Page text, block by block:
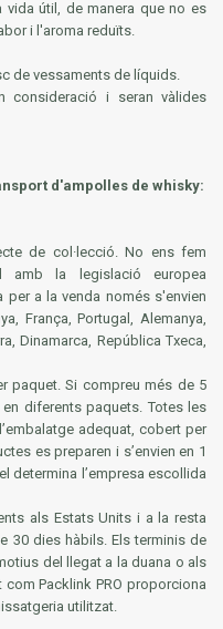
útil, de manera que no es
i l'aroma reduïts.
de vessaments de líquids.
consideració i seran vàlides
d'ampolles de whisky:
de col·lecció. No ens fem
amb la legislació europea
a la venda només s'envien
França, Portugal, Alemanya,
Dinamarca, República Txeca,
paquet. Si compreu més de 5
diferents paquets. Totes les
adequat, cobert per
es preparen i s’envien en 1
determina l’empresa escollida
als Estats Units i a la resta
30 dies hàbils. Els terminis de
del llegat a la duana o als
Packlink PRO proporciona
utilitzat.